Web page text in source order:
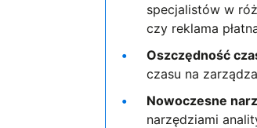
specjalistów w
czy reklama
Oszczędność
czasu na
Nowoczesne
narzędziami